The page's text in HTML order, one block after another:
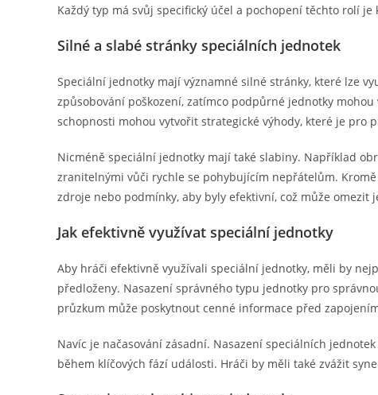
Každý typ má svůj specifický účel a pochopení těchto rolí
Silné a slabé stránky speciálních jednotek
Speciální jednotky mají významné silné stránky, které lze
způsobování poškození, zatímco podpůrné jednotky
schopnosti mohou vytvořit strategické výhody, které je pro
Nicméně speciální jednotky mají také slabiny. Například
zranitelnými vůči rychle se pohybujícím nepřátelům.
zdroje nebo podmínky, aby byly efektivní, což může omezit
Jak efektivně využívat speciální jednotky
Aby hráči efektivně využívali speciální jednotky, měli by
předloženy. Nasazení správného typu jednotky pro
průzkum může poskytnout cenné informace před
Navíc je načasování zásadní. Nasazení speciálních
během klíčových fází události. Hráči by měli také zvážit